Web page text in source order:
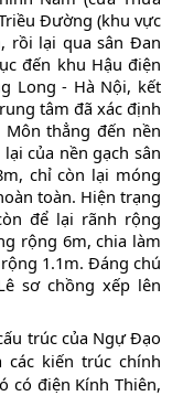
Đường (khu vực
rồi lại qua sân Đan
đến khu Hậu điện
Long - Hà Nội, kết
tâm đã xác định
thẳng đến nền
của nền gạch sân
chỉ còn lại móng
toàn. Hiện trạng
để lại rãnh rộng
rộng 6m, chia làm
1.1m. Đáng chú
sơ chồng xếp lên
trúc của Ngự Đạo
kiến trúc chính
có điện Kính Thiên,